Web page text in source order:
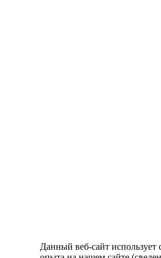
Данный веб-сайт использует